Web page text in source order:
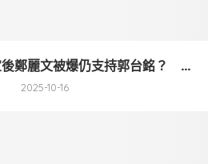
鄭麗文被爆仍支持郭台銘？ ...
2025-10-16